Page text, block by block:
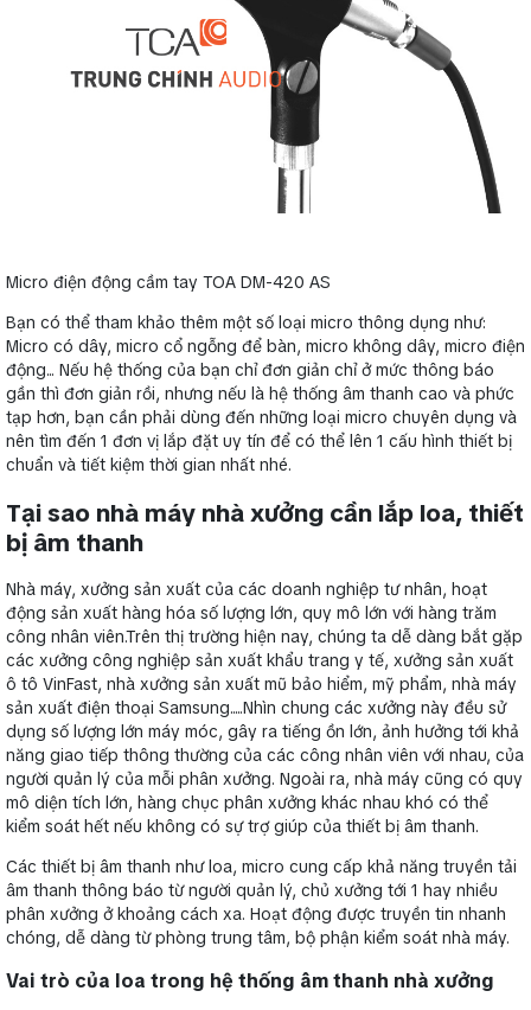
Micro điện động cầm tay TOA DM-420 AS
Bạn có thể tham khảo thêm một số loại micro thông dụng như:
Micro có dây, micro cổ ngỗng để bàn, micro không dây, micro điện
động... Nếu hệ thống của bạn chỉ đơn giản chỉ ở mức thông báo
gần thì đơn giản rồi, nhưng nếu là hệ thống âm thanh cao và phức
tạp hơn, bạn cần phải dùng đến những loại micro chuyên dụng và
nên tìm đến 1 đơn vị lắp đặt uy tín để có thể lên 1 cấu hình thiết bị
chuẩn và tiết kiệm thời gian nhất nhé.
Tại sao nhà máy nhà xưởng cần lắp loa, thiết
bị âm thanh
Nhà máy, xưởng sản xuất của các doanh nghiệp tư nhân, hoạt
động sản xuất hàng hóa số lượng lớn, quy mô lớn với hàng trăm
công nhân viên.Trên thị trường hiện nay, chúng ta dễ dàng bắt gặp
các xưởng công nghiệp sản xuất khẩu trang y tế, xưởng sản xuất
ô tô VinFast, nhà xưởng sản xuất mũ bảo hiểm, mỹ phẩm, nhà máy
sản xuất điện thoại Samsung.....Nhìn chung các xưởng này đều sử
dụng số lượng lớn máy móc, gây ra tiếng ồn lớn, ảnh hưởng tới khả
năng giao tiếp thông thường của các công nhân viên với nhau, của
người quản lý của mỗi phân xưởng. Ngoài ra, nhà máy cũng có quy
mô diện tích lớn, hàng chục phân xưởng khác nhau khó có thể
kiểm soát hết nếu không có sự trợ giúp của thiết bị âm thanh.
Các thiết bị âm thanh như loa, micro cung cấp khả năng truyền tải
âm thanh thông báo từ người quản lý, chủ xưởng tới 1 hay nhiều
phân xưởng ở khoảng cách xa. Hoạt động được truyền tin nhanh
chóng, dễ dàng từ phòng trung tâm, bộ phận kiểm soát nhà máy.
Vai trò của loa trong hệ thống âm thanh nhà xưởng